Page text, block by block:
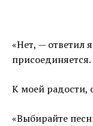
«Нет, — ответил
К моей радости,
«Выбирайте